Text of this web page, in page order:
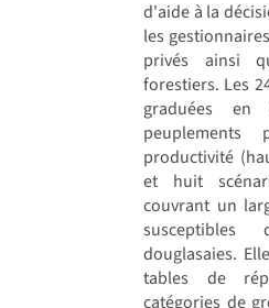
d'aide à la
les
privés ainsi
forestiers. Les
graduées
productivité
et huit
couvrant un
susceptibles
douglasaies.
tables de
catégories de